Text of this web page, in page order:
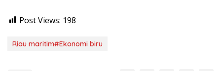
Post Views: 198
Riau maritim#Ekonomi biru